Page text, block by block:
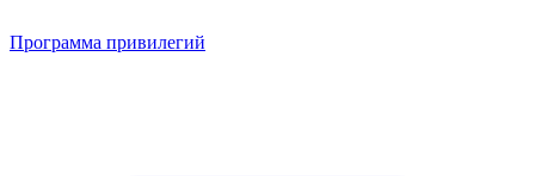
Программа привилегий